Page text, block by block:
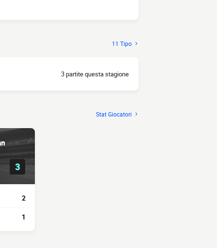
11 Tipo
3 partite questa stagione
Stat Giocatori
3
2
1